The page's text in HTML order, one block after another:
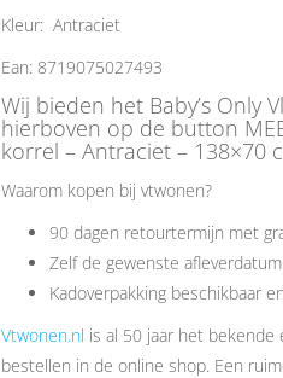
Kleur: Antraciet
Ean: 8719075027493
Wij bieden het Baby’s Only
hierboven op de button
korrel – Antraciet – 138×70
Waarom kopen bij vtwonen?
90 dagen retourtermijn met
Zelf de gewenste
Kadoverpakking beschikbaar
Vtwonen.nl is al 50 jaar het
bestellen in de online shop. Een